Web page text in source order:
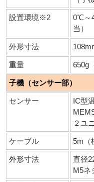
設置環境※2
0℃～
当）
外形寸法
重量 650g
子機（センサー部）
センサー
IC型
２ユ
ケーブル 5m
外形寸法
直径
M5ネ